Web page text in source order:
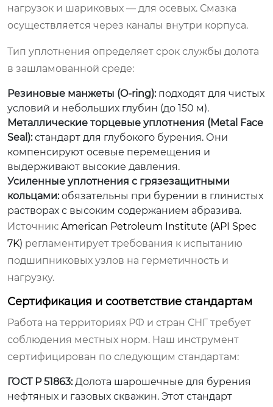
нагрузок и шариковых — для осевых. Смазка
осуществляется через каналы внутри корпуса.
Тип уплотнения определяет срок службы долота
в зашламованной среде:
Резиновые манжеты (O-ring):подходят для чистых
условий и небольших глубин (до 150 м).
Металлические торцевые уплотнения (Metal Face
Seal):стандарт для глубокого бурения. Они
компенсируют осевые перемещения и
выдерживают высокие давления.
Усиленные уплотнения с грязезащитными
кольцами:обязательны при бурении в глинистых
растворах с высоким содержанием абразива.
Источник: American Petroleum Institute (API Spec
7K) регламентирует требования к испытанию
подшипниковых узлов на герметичность и
нагрузку.
Сертификация и соответствие стандартам
Работа на территориях РФ и стран СНГ требует
соблюдения местных норм. Наш инструмент
сертифицирован по следующим стандартам:
ГОСТ Р 51863:Долота шарошечные для бурения
нефтяных и газовых скважин. Этот стандарт